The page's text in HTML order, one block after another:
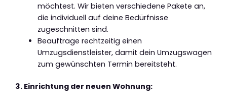
möchtest. Wir bieten verschiedene Pakete an,
die individuell auf deine Bedürfnisse
zugeschnitten sind.
Beauftrage rechtzeitig einen
Umzugsdienstleister, damit dein Umzugswagen
zum gewünschten Termin bereitsteht.
3. Einrichtung der neuen Wohnung: